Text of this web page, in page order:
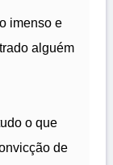
imenso e
alguém
o que
de